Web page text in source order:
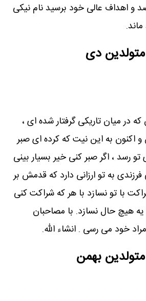
و اهداف عالی خود برسید نام نیکی
متولدین دی
در میان تاریکی گرفتار شده ای ،
اکنون به این نیت که کرده ای صبر
رسد ، اگر صبر کنی خیر بسیار بینی
فرزندی به تو ارزانی دارد که قدمش بر
با تو نسازد با هر که شراکت کنی
هیچ حال نسازد. با مصاحبان
خود می رسی . انشاء الله.
متولدین بهمن